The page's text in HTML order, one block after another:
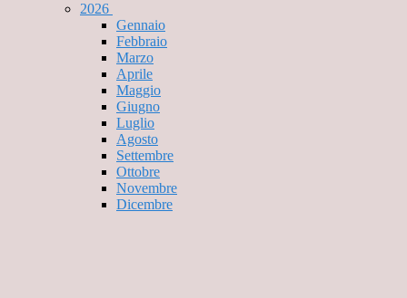
2026
Gennaio
Febbraio
Marzo
Aprile
Maggio
Giugno
Luglio
Agosto
Settembre
Ottobre
Novembre
Dicembre